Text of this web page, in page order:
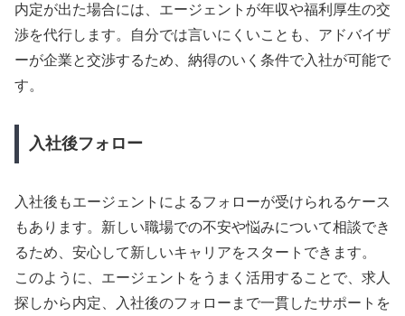
内定が出た場合には、エージェントが年収や福利厚生の交
渉を代行します。自分では言いにくいことも、アドバイザ
ーが企業と交渉するため、納得のいく条件で入社が可能で
す。
入社後フォロー
入社後もエージェントによるフォローが受けられるケース
もあります。新しい職場での不安や悩みについて相談でき
るため、安心して新しいキャリアをスタートできます。
このように、エージェントをうまく活用することで、求人
探しから内定、入社後のフォローまで一貫したサポートを